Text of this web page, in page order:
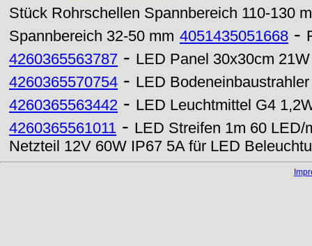
Stück Rohrschellen Spannbereich 110-130
Spannbereich 32-50 mm 4051435051668 -
4260365563787 - LED Panel 30x30cm
4260365570754 - LED
4260365563442 - LED Leuchtmittel G4
4260365561011 - LED Streifen 1m 60 LED/
Netzteil 12V 60W IP67 5A für LED